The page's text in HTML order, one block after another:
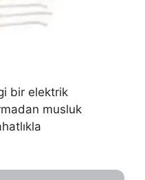
bir elektrik
musluk